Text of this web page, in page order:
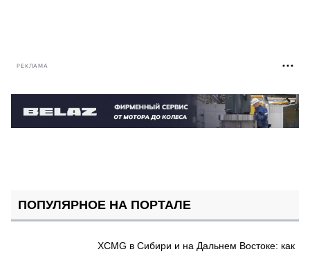
РЕКЛАМА
ПОПУЛЯРНОЕ НА ПОРТАЛЕ
XCMG в Сибири и на Дальнем Востоке: как